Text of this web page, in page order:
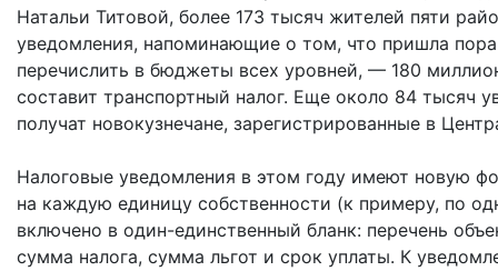
Натальи Титовой, более 173 тысяч жителей пяти
уведомления, напоминающие о том, что пришла
перечислить в бюджеты всех уровней, — 180
составит транспортный налог. Еще около 84 тысяч
получат новокузнечане, зарегистрированные в
Налоговые уведомления в этом году имеют новую
на каждую единицу собственности (к примеру, по
включено в один-единственный бланк: перечень
сумма налога, сумма льгот и срок уплаты. К